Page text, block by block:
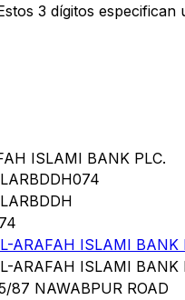
3 dígitos
ISLAMI BANK PLC.
ARAFAH ISLAMI BANK
ARAFAH ISLAMI BANK
87 NAWABPUR ROAD